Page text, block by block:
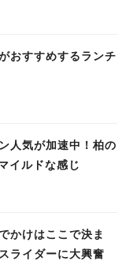
おすすめするランチ
人気が加速中！柏の
イルドな感じ
かけはここで決ま
ライダーに大興奮